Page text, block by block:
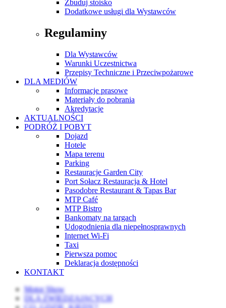
Zbuduj stoisko
Dodatkowe usługi dla Wystawców
Regulaminy
Dla Wystawców
Warunki Uczestnictwa
Przepisy Techniczne i Przeciwpożarowe
DLA MEDIÓW
Informacje prasowe
Materiały do pobrania
Akredytacje
AKTUALNOŚCI
PODRÓŻ I POBYT
Dojazd
Hotele
Mapa terenu
Parking
Restauracje Garden City
Port Sołacz Restauracja & Hotel
Pasodobre Restaurant & Tapas Bar
MTP Café
MTP Bistro
Bankomaty na targach
Udogodnienia dla niepełnosprawnych
Internet Wi-Fi
Taxi
Pierwsza pomoc
Deklaracja dostępności
KONTAKT
Motor Show
DLA ZWIEDZAJĄCYCH